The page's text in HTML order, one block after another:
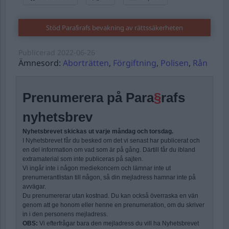
Stöd Para§rafs bevakning av rättssäkerheten
Ämnesord: Aborträtten, Förgiftning, Polisen, Rån
Prenumerera på Para§rafs
nyhetsbrev
Nyhetsbrevet skickas ut varje måndag och torsdag.
I Nyhetsbrevet får du besked om det vi senast har publicerat och
en del information om vad som är på gång. Därtill får du ibland
extramaterial som inte publiceras på sajten.
Vi ingår inte i någon mediekoncern och lämnar inte ut
prenumerantlistan till någon, så din mejladress hamnar inte på
avvägar.
Du prenumererar utan kostnad. Du kan också överraska en vän
genom att ge honom eller henne en prenumeration, om du skriver
in i den personens mejladress.
OBS: Vi efterfrågar bara den mejladress du vill ha Nyhetsbrevet